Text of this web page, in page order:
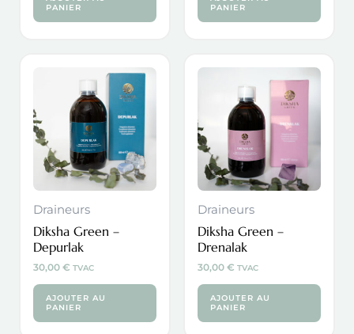
PANIER
PANIER
Draineurs
Diksha Green –
Depurlak
30,00 € TVAC
AJOUTER AU
PANIER
Draineurs
Diksha Green –
Drenalak
30,00 € TVAC
AJOUTER AU
PANIER